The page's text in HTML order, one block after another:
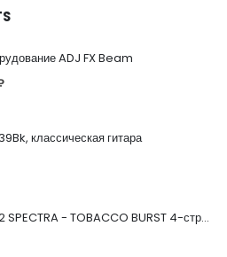
ADJ FX Beam
классическая гитара
JACKSON JS2 SPECTRA - TOBACCO BURST 4-струнная бас-гитара